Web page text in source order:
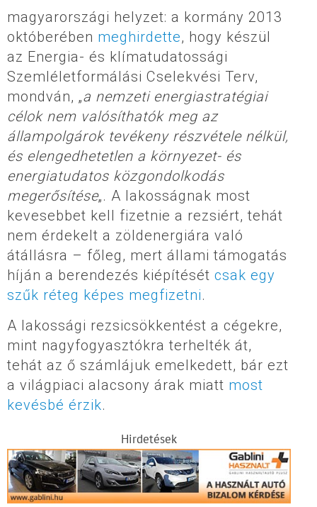
magyarországi helyzet: a kormány 2013
októberében meghirdette, hogy készül
az Energia- és klímatudatossági
Szemléletformálási Cselekvési Terv,
mondván, „a nemzeti energiastratégiai
célok nem valósíthatók meg az
állampolgárok tevékeny részvétele nélkül,
és elengedhetetlen a környezet- és
energiatudatos közgondolkodás
megerősítése„. A lakosságnak most
kevesebbet kell fizetnie a rezsiért, tehát
nem érdekelt a zöldenergiára való
átállásra – főleg, mert állami támogatás
híján a berendezés kiépítését csak egy
szűk réteg képes megfizetni.
A lakossági rezsicsökkentést a cégekre,
mint nagyfogyasztókra terhelték át,
tehát az ő számlájuk emelkedett, bár ezt
a világpiaci alacsony árak miatt most
kevésbé érzik.
Hirdetések